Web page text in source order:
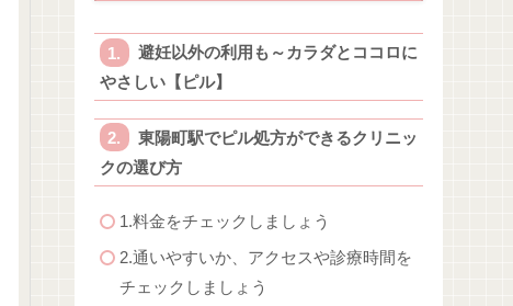
避妊以外の利用も～カラダとココロに
やさしい【ピル】
東陽町駅でピル処方ができるクリニッ
クの選び方
1.料金をチェックしましょう
2.通いやすいか、アクセスや診療時間を
チェックしましょう